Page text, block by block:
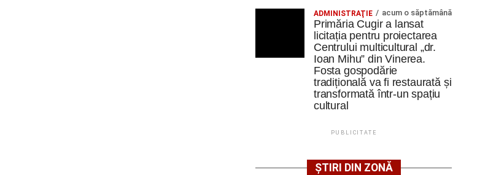
ADMINISTRAŢIE acum o săptămână
Primăria Cugir a lansat
licitația pentru proiectarea
Centrului multicultural „dr.
Ioan Mihu” din Vinerea.
Fosta gospodărie
tradițională va fi restaurată și
transformată într-un spațiu
cultural
PUBLICITATE
ȘTIRI DIN ZONĂ